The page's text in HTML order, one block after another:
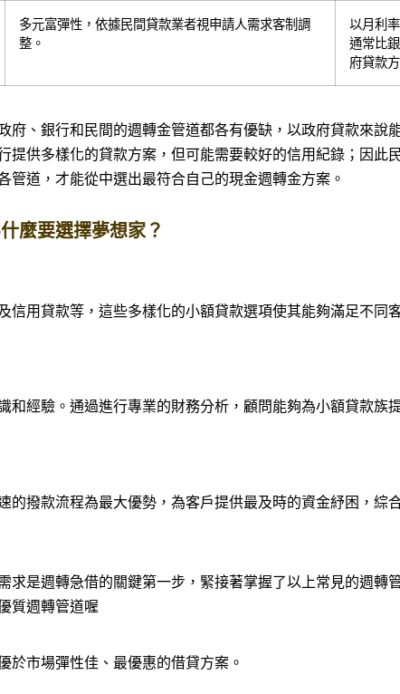
多元富彈性，依據民間貸款業者視申請人需求客制調
整。
以月利
通常比
府貸款
、銀行和民間的週轉金管道都各有優缺，以政府貸款來說
供多樣化的貸款方案，但可能需要較好的信用紀錄；因此
道，才能從中選出最符合自己的現金週轉金方案。
麼要選擇夢想家？
用貸款等，這些多樣化的小額貸款選項使其能夠滿足不同
經驗。通過進行專業的財務分析，顧問能夠為小額貸款族
撥款流程為最大優勢，為客戶提供最及時的資金紓困，綜
是週轉急借的關鍵第一步，緊接著掌握了以上常見的週轉
質週轉管道喔
於市場彈性佳、最優惠的借貸方案。